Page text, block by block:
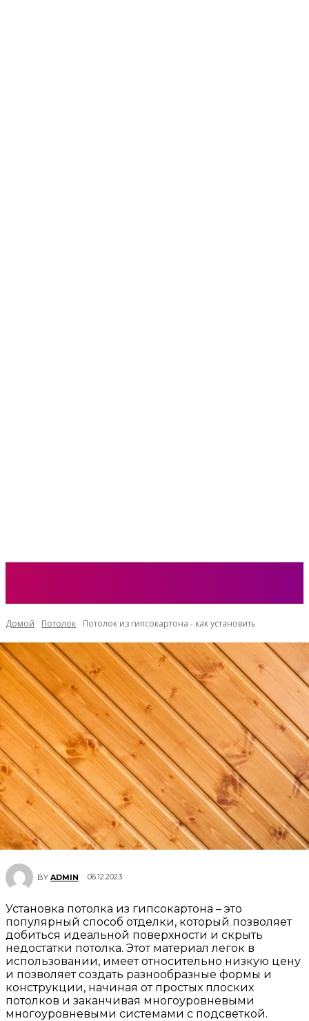
Домой Потолок Потолок из гипсокартона - как установить
BY ADMIN 06.12.2023
Установка потолка из гипсокартона – это
популярный способ отделки, который позволяет
добиться идеальной поверхности и скрыть
недостатки потолка. Этот материал легок в
использовании, имеет относительно низкую цену
и позволяет создать разнообразные формы и
конструкции, начиная от простых плоских
потолков и заканчивая многоуровневыми
многоуровневыми системами с подсветкой.